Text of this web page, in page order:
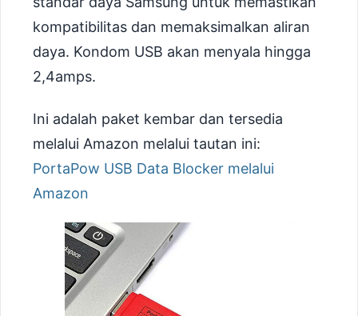
kompatibilitas dan memaksimalkan aliran
daya. Kondom USB akan menyala hingga
2,4amps.
Ini adalah paket kembar dan tersedia
melalui Amazon melalui tautan ini:
PortaPow USB Data Blocker melalui
Amazon